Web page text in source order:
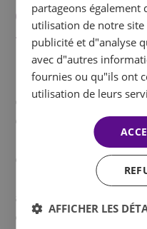
Chambre
Terrasse et
Une chambre
de l'extérieur tout en
calme en plus. Sa
refuge privé pour
déconnecter et
Un espace
à la relaxation après
où le jacuzzi devient
partageons
utilisation de notre
publicité et d"analyse
avec d"autres
fournies ou qu"ils ont
utilisation de leurs
AFFICHER LES